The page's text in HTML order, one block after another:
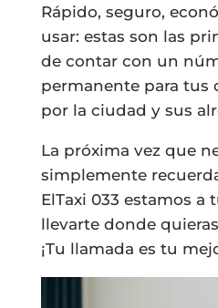
Rápido, seguro,
usar: estas son las
de contar con un
permanente para tus
por la ciudad y sus
La próxima vez que
simplemente
ElTaxi 033 estamos a
llevarte donde
¡Tu llamada es tu